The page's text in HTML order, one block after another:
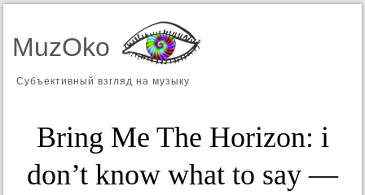
MuzOko
Субъективный взгляд на музыку
Bring Me The Horizon: i
don’t know what to say —